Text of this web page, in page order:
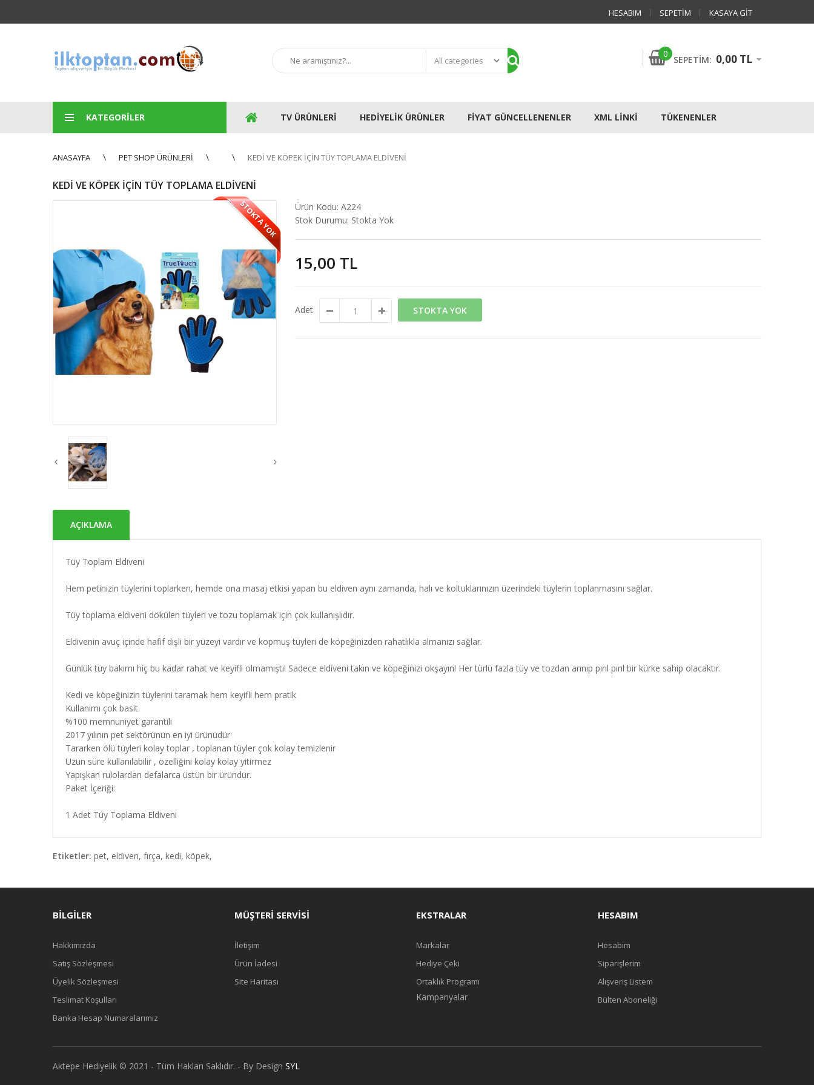
HESABIM SEPETIM KASAYA GIT
0
SEPETIM: 0,00 TL
KATEGORILER TV ÜRÜNLERI HEDIYELIK ÜRÜNLER FIYAT GÜNCELLENENLER XML LINKI TÜKENENLER
ANASAYFA PET SHOP ÜRÜNLERI KEDI VE KÖPEK İÇIN TÜY TOPLAMA ELDIVENI
KEDI VE KÖPEK İÇIN TÜY TOPLAMA ELDIVENI
STOKTA YOK Ürün Kodu: A224
Stok Durumu: Stokta Yok
15,00 TL
Adet STOKTA YOK
AÇIKLAMA
Tüy Toplam Eldiveni
Hem petinizin tüylerini toplarken, hemde ona masaj etkisi yapan bu eldiven aynı zamanda, halı ve koltuklarınızın üzerindeki tüylerin toplanmasını sağlar.
Tüy toplama eldiveni dökülen tüyleri ve tozu toplamak için çok kullanışlıdır.
Eldivenin avuç içinde hafif dişli bir yüzeyi vardır ve kopmuş tüyleri de köpeğinizden rahatlıkla almanızı sağlar.
Günlük tüy bakımı hiç bu kadar rahat ve keyifli olmamıştı! Sadece eldiveni takın ve köpeğinizi okşayın! Her türlü fazla tüy ve tozdan arınıp pırıl pırıl bir kürke sahip olacaktır.
Kedi ve köpeğinizin tüylerini taramak hem keyifli hem pratik
Kullanımı çok basit
%100 memnuniyet garantili
2017 yılının pet sektörünün en iyi ürünüdür
Tararken ölü tüyleri kolay toplar , toplanan tüyler çok kolay temizlenir
Uzun süre kullanılabilir , özelliğini kolay kolay yitirmez
Yapışkan rulolardan defalarca üstün bir üründür.
Paket İçeriği:
1 Adet Tüy Toplama Eldiveni
Etiketler: pet, eldiven, fırça, kedi, köpek,
BILGILER
Hakkımızda
Satış Sözleşmesi
Üyelik Sözleşmesi
Teslimat Koşulları
Banka Hesap Numaralarımız
MÜŞTERI SERVISI
İletişim
Ürün İadesi
Site Haritası
EKSTRALAR
Markalar
Hediye Çeki
Ortaklık Programı
Kampanyalar
HESABIM
Hesabım
Siparişlerim
Alışveriş Listem
Bülten Aboneliği
Aktepe Hediyelik © 2021 - Tüm Hakları Saklıdır. - By Design SYL